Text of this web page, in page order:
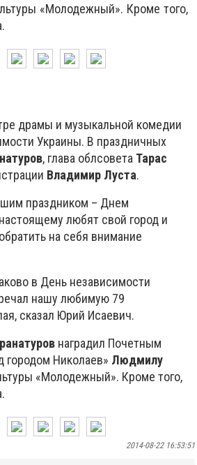
«Молодежный». Кроме того,
драмы и музыкальной комедии
Украины. В праздничных
, глава облсовета Тарас
Владимир Луста.
праздником – Днем
любят свой город и
на себя внимание
в День независимости
нашу любимую 79
сказал Юрий Исаевич.
наградил Почетным
городом Николаев» Людмилу
«Молодежный». Кроме того,
2014-08-22 16:53:51